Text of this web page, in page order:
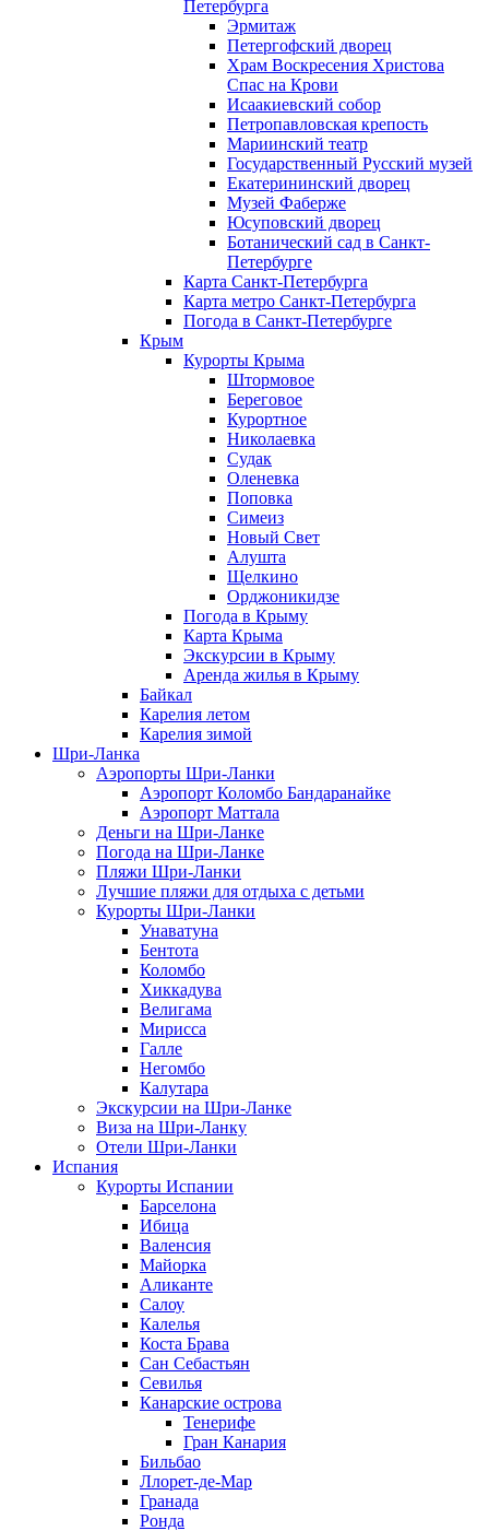
Петербурга
Эрмитаж
Петергофский дворец
Храм Воскресения Христова
Спас на Крови
Исаакиевский собор
Петропавловская крепость
Мариинский театр
Государственный Русский музей
Екатерининский дворец
Музей Фаберже
Юсуповский дворец
Ботанический сад в Санкт-
Петербурге
Карта Санкт-Петербурга
Карта метро Санкт-Петербурга
Погода в Санкт-Петербурге
Крым
Курорты Крыма
Штормовое
Береговое
Курортное
Николаевка
Судак
Оленевка
Поповка
Симеиз
Новый Свет
Алушта
Щелкино
Орджоникидзе
Погода в Крыму
Карта Крыма
Экскурсии в Крыму
Аренда жилья в Крыму
Байкал
Карелия летом
Карелия зимой
Шри-Ланка
Аэропорты Шри-Ланки
Аэропорт Коломбо Бандаранайке
Аэропорт Маттала
Деньги на Шри-Ланке
Погода на Шри-Ланке
Пляжи Шри-Ланки
Лучшие пляжи для отдыха с детьми
Курорты Шри-Ланки
Унаватуна
Бентота
Коломбо
Хиккадува
Велигама
Мирисса
Галле
Негомбо
Калутара
Экскурсии на Шри-Ланке
Виза на Шри-Ланку
Отели Шри-Ланки
Испания
Курорты Испании
Барселона
Ибица
Валенсия
Майорка
Аликанте
Салоу
Калелья
Коста Брава
Сан Себастьян
Севилья
Канарские острова
Тенерифе
Гран Канария
Бильбао
Ллорет-де-Мар
Гранада
Ронда